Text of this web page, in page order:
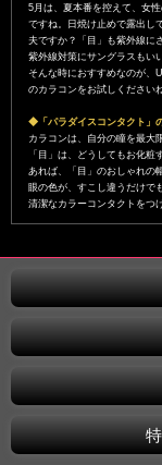
5月は、夏本番を控えて、女
ですね。日焼け止めで露出し
夫ですか？「目」も紫外線に
紫外線対策にサングラスもい
そんな時におすすめなのが、
のカラコンをお試しくださいね
◆「パラダイスコンタクト」
カラコンは、自分の瞳を最大
「目」は、どうしてもお化
あれば、「目」のおしゃれの
眼の色が、すこし違うだけで
清潔なカラーコンタクトをつ